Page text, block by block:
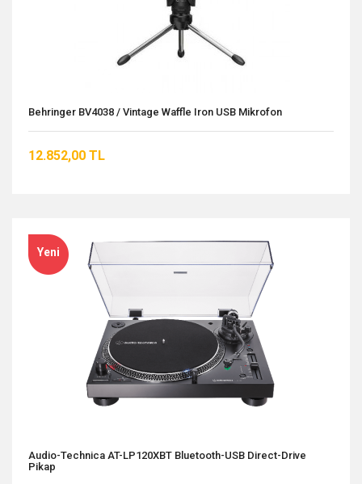
Behringer BV4038 / Vintage Waffle Iron USB Mikrofon
12.852,00 TL
Yeni
Audio-Technica AT-LP120XBT Bluetooth-USB Direct-Drive
Pikap